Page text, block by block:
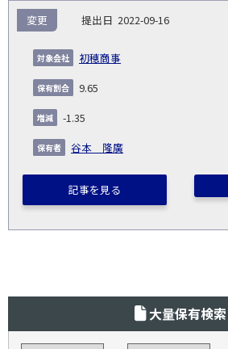
2022-09-16
初穂商事
変更
9.65
-1.35
谷本 隆廣
記事を見る
大量保有検索